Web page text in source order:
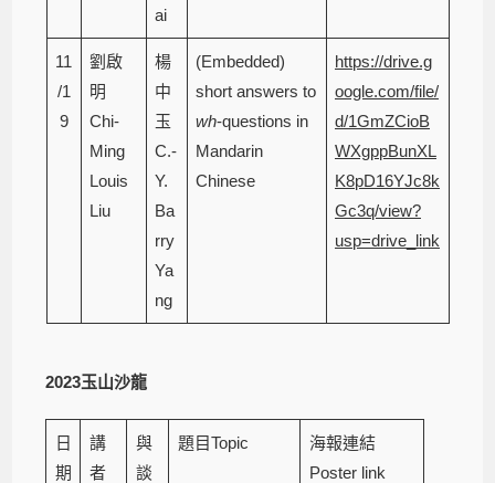
ai
11
/1
9
劉啟
明
Chi-
Ming
Louis
Liu
楊
中
玉
C.-
Y.
Ba
rry
Ya
ng
(Embedded)
short answers to
wh-questions in
Mandarin
Chinese
https://drive.g
oogle.com/file/
d/1GmZCioB
WXgppBunXL
K8pD16YJc8k
Gc3q/view?
usp=drive_link
2023玉山沙龍
日
期
講
者
與
談
題目Topic
海報連結
Poster link